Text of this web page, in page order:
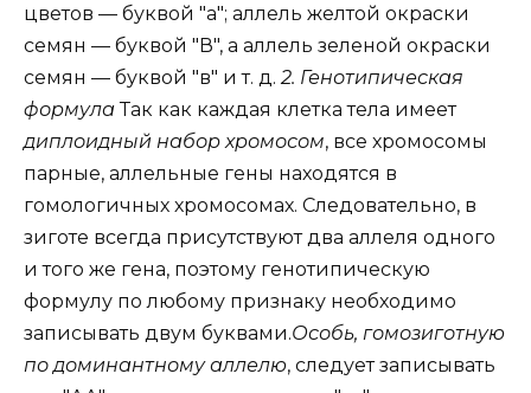
цветов — буквой "а"; аллель желтой окраски
семян — буквой "В", а аллель зеленой окраски
семян — буквой "в" и т. д. 2. Генотипическая
формулаТак как каждая клетка тела имеет
диплоидный набор хромосом, все хромосомы
парные, аллельные гены находятся в
гомологичных хромосомах. Следовательно, в
зиготе всегда присутствуют два аллеля одного
и того же гена, поэтому генотипическую
формулу по любому признаку необходимо
записывать двум буквами.Особь, гомозиготную
по доминантному аллелю, следует записывать